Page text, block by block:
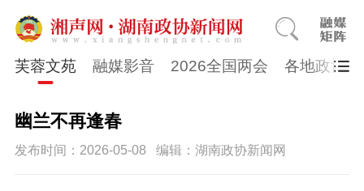
芙蓉文苑 融媒影音 2026全国两会 各地政协
幽兰不再逢春
发布时间：2026-05-08 编辑：湖南政协新闻网